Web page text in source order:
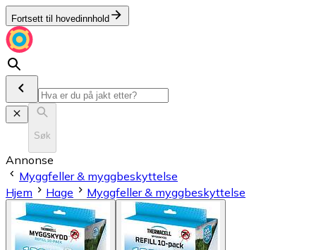
Fortsett til hovedinnhold
Søk
Annonse
Myggfeller & myggbeskyttelse
Hjem
Hage Myggfeller & myggbeskyttelse